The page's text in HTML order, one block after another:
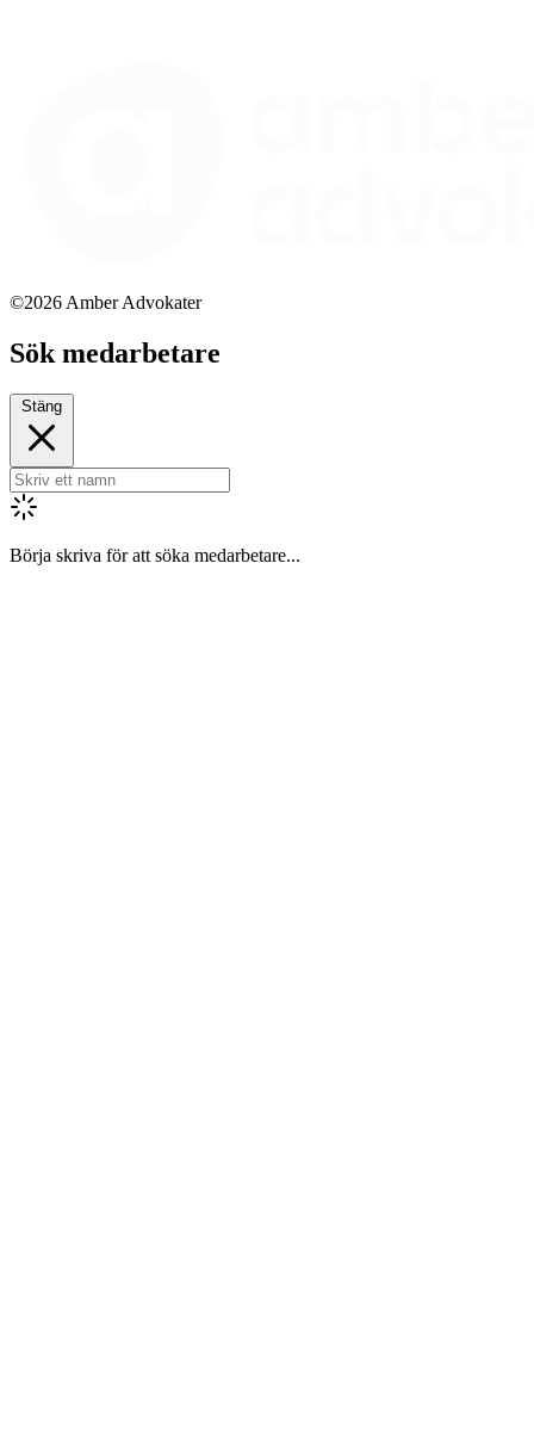
©2026 Amber Advokater
Sök medarbetare
Stäng
Börja skriva för att söka medarbetare...